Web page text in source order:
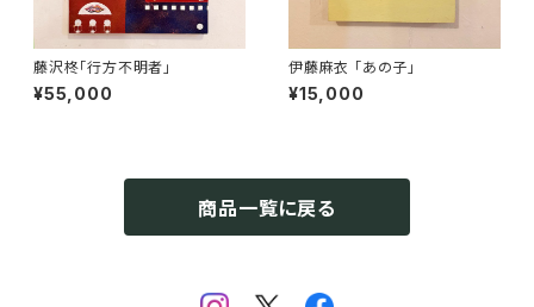
藤沢柊「行方不明者」
¥55,000
伊藤麻衣 「あの子」
¥15,000
商品一覧に戻る